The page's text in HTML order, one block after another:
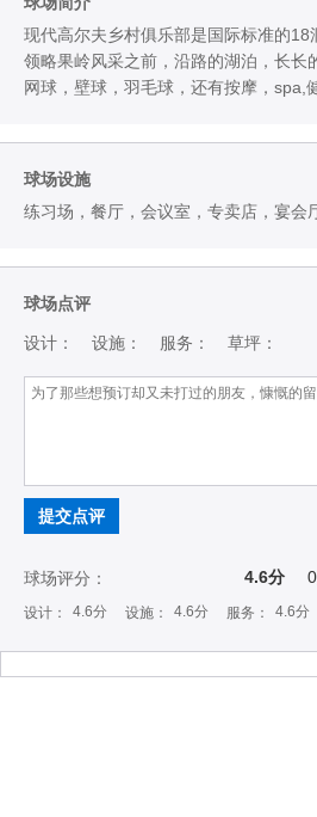
现代高尔夫乡村俱乐部是国际标准的
领略果岭风采之前，沿路的湖泊，长
网球，壁球，羽毛球，还有按摩，spa,
球场设施
练习场，餐厅，会议室，专卖店，宴会
球场点评
设计： 设施： 服务： 草坪：
提交点评
球场评分： 4.6分 0
设计： 4.6分 设施： 4.6分 服务： 4.6分